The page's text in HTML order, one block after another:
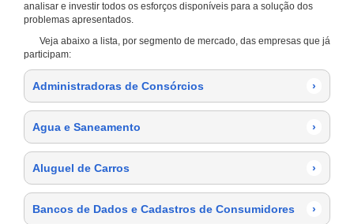
analisar e investir todos os esforços disponíveis para a solução dos
problemas apresentados.
Veja abaixo a lista, por segmento de mercado, das empresas que já
participam:
Administradoras de Consórcios ›
Agua e Saneamento ›
Aluguel de Carros ›
Bancos de Dados e Cadastros de Consumidores ›